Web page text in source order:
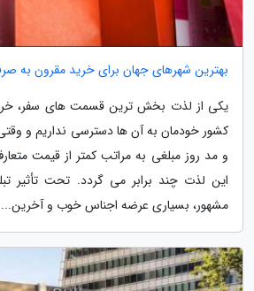
بهترین شهرهای جهان برای خرید مقرون به
یکی از لذت بخش ترین قسمت های سفر،
کشور خودمان به آن ها دسترسی نداریم و
و مد روز مبلغی به مراتب کمتر از قیمت
این لذت چند برابر می گردد. تحت تأثیر
مشهور، بسیاری عرضه اجناس خوب و آخرین...